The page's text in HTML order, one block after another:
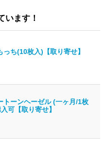
います！
っち(10枚入)【取り寄せ】
トーンヘーゼル (一ヶ月/1枚
可【取り寄せ】